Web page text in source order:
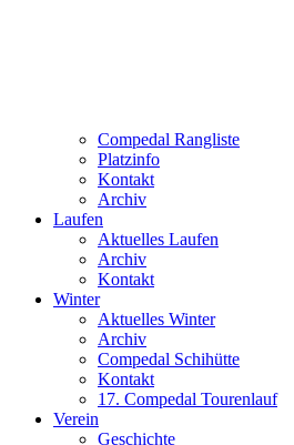
Compedal Rangliste
Platzinfo
Kontakt
Archiv
Laufen
Aktuelles Laufen
Archiv
Kontakt
Winter
Aktuelles Winter
Archiv
Compedal Schihütte
Kontakt
17. Compedal Tourenlauf
Verein
Geschichte